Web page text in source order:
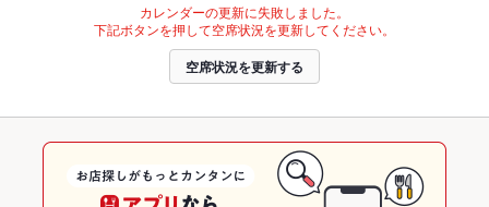
カレンダーの更新に失敗しました。
下記ボタンを押して空席状況を更新してください。
空席状況を更新する